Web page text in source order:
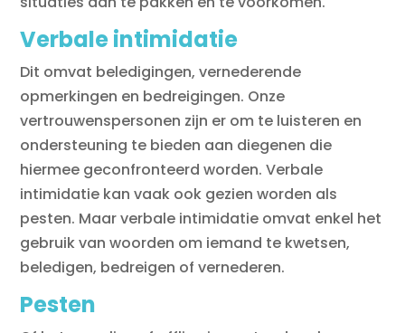
Verbale intimidatie
Dit omvat beledigingen, vernederende
opmerkingen en bedreigingen. Onze
vertrouwenspersonen zijn er om te luisteren en
ondersteuning te bieden aan diegenen die
hiermee geconfronteerd worden. Verbale
intimidatie kan vaak ook gezien worden als
pesten. Maar verbale intimidatie omvat enkel het
gebruik van woorden om iemand te kwetsen,
beledigen, bedreigen of vernederen.
Pesten